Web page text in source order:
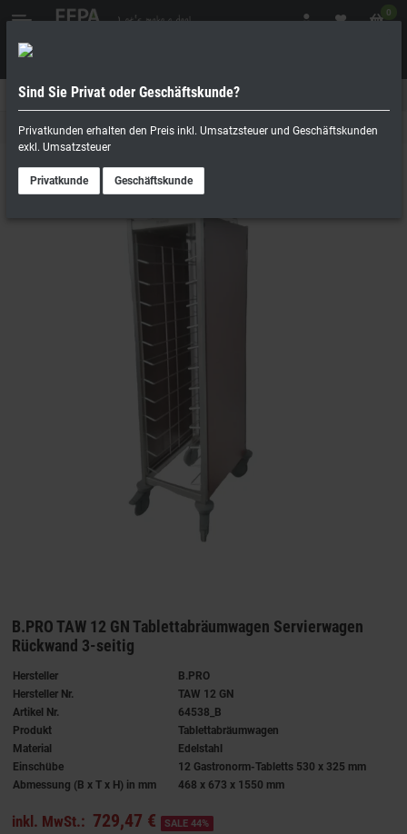
0
Geschäftskunde
Kantine & Buffet
B.PRO TAW 12 GN Tablettabräumwagen Servierwagen
Rückwand 3-seitig
Hersteller
B.PRO
Hersteller Nr.
TAW 12 GN
Artikel Nr.
64538_B
Produkt
Tablettabräumwagen
Material
Edelstahl
Einschübe
12 Gastronorm-Tabletts 530 x 325 mm
Abmessung (B x T x H) in mm
468 x 673 x 1550 mm
inkl. MwSt.: 729,47 € SALE 44%
Sind Sie Privat oder Geschäftskunde?
Privatkunden erhalten den Preis inkl. Umsatzsteuer und Geschäftskunden
exkl. Umsatzsteuer
Privatkunde Geschäftskunde